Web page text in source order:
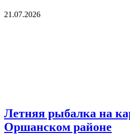
21.07.2026
Летняя рыбалка на
Оршанском районе